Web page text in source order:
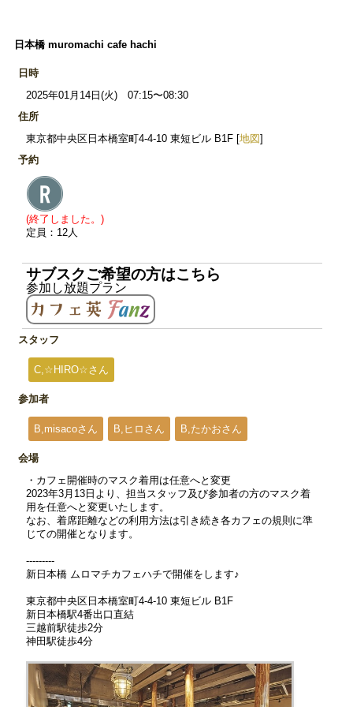
日本橋 muromachi cafe hachi
日時
2025年01月14日(火) 07:15〜08:30
住所
東京都中央区日本橋室町4-4-10 東短ビル B1F [地図]
予約
(終了しました。)
定員：12人
サブスクご希望の方はこちら
参加し放題プラン
スタッフ
C,☆HIRO☆さん
参加者
B,misacoさん B,ヒロさん B,たかおさん
会場
・カフェ開催時のマスク着用は任意へと変更
2023年3月13日より、担当スタッフ及び参加者の方のマスク着
用を任意へと変更いたします。
なお、着席距離などの利用方法は引き続き各カフェの規則に準
じての開催となります。
---------
新日本橋 ムロマチカフェハチで開催をします♪
東京都中央区日本橋室町4-4-10 東短ビル B1F
新日本橋駅4番出口直結
三越前駅徒歩2分
神田駅徒歩4分